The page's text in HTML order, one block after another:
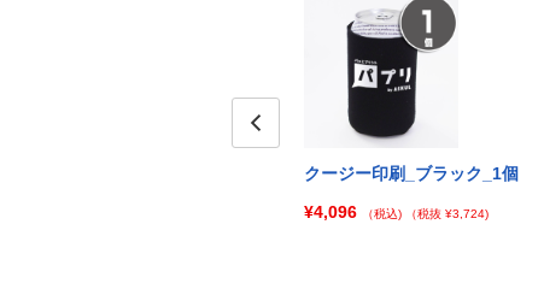
クージー印刷_ブラック_1個
¥4,096
（税込) （税抜 ¥3,724)